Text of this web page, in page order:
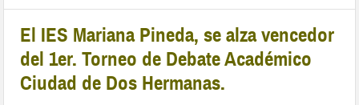
El IES Mariana Pineda, se alza vencedor
del 1er. Torneo de Debate Académico
Ciudad de Dos Hermanas.